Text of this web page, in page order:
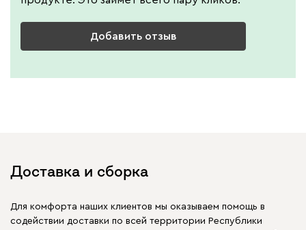
Добавить отзыв
Доставка и сборка
Для комфорта наших клиентов мы оказываем помощь в
содействии доставки по всей территории Республики